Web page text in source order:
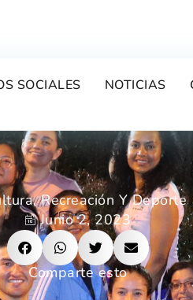
SOCIALES NOTICIAS
Recreación Y Deporte
Junio 2, 2023
Comparte esto